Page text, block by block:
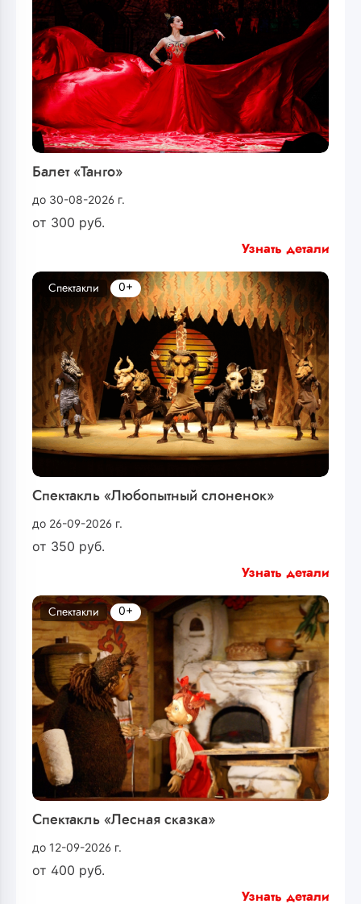
Балет «Танго»
до 30-08-2026 г.
от 300 руб.
Узнать детали
Спектакль «Любопытный слоненок»
до 26-09-2026 г.
от 350 руб.
Спектакли 0+
Узнать детали
Спектакль «Лесная сказка»
до 12-09-2026 г.
от 400 руб.
Спектакли 0+
Узнать детали